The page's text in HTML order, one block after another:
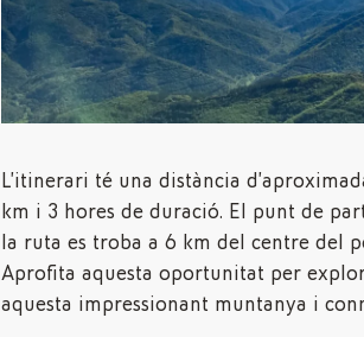
L’itinerari té una distància
km i 3 hores de duració. El punt de
la ruta es troba a 6 km del centre del
Aprofita aquesta oportunitat per
aquesta impressionant muntanya i
amb la seva majestuositat natural.
aquesta aventura que et portarà a
paisatges únics i a descobrir la bellesa